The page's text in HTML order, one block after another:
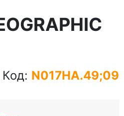
Код: N017HA.49;09